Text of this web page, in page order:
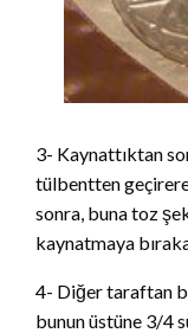
3- Kaynattıktan
tülbentten
sonra, buna toz
kaynatmaya
4- Diğer taraftan
bunun üstüne 3/4